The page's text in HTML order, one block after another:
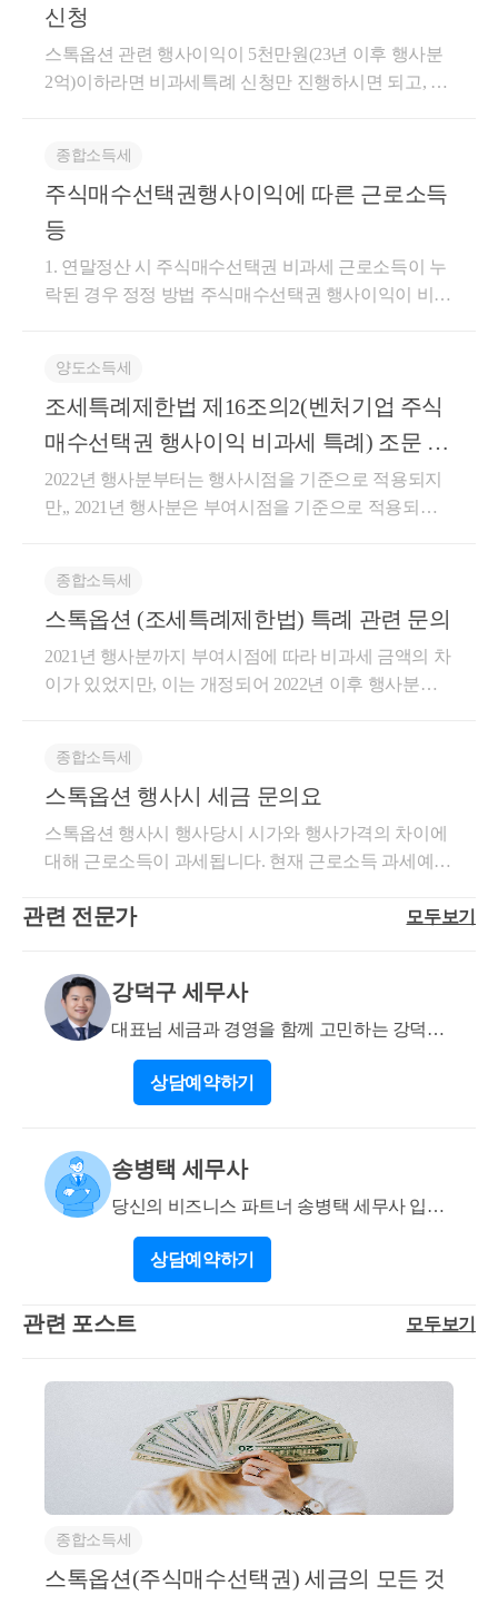
신청
스톡옵션 관련 행사이익이 5천만원(23년 이후 행사분
2억)이하라면 비과세특례 신청만 진행하시면 되고, 납
이 가능해도, 납부특례와 과세특례는 같이 적용(신청)
할 수가 없습니다. 요건 잘 확인하시고, 회사측과 잘 상
의하시면 될 듯 합니다. 비상장주식이라면 양도소득세
닌 소액주주인 경우 양도소득세 문제는 없습니다.
종합소득세
주식매수선택권행사이익에 따른 근로소득
등
1. 연말정산 시 주식매수선택권 비과세 근로소득이 누
락된 경우 정정 방법 주식매수선택권 행사이익이 비과
우, 근로자가 종합소득세를 따로 수정 신고할 필요는
없습니다. 회사(원천징수의무자)가 연말정산 시 누락
된 비과세 근로소득 금액을 포함해 원천징수영수증을
세 소득은 과세표준이나 세액에 영향을 주지 않기 때
문에, 세액 변동도 없습니다. 2. 비과세 근로소득은 사
과세 근로소득은 사회보험료 산정 시 보수총액에서 제
및 각 기관의 시행지침에 따른 것으로, 벤처기업 특례
에 따라 비과세된 행사이익은 명백히 제외 대상입니
다. 이미 해당 금액을 포함하지 않고 보수총액 신고를
영 중입니다. 블로그 주소는 https://blog.naver.com/cchh1
9이고, 참고해 보시면 좋을 것 같습니다. 자세한 내용
은 hwchoi1990@gmail.com 또는 010-7667-8698 최지호
세무사로 연락 주시면 답변드리겠습니다. 감사합니다.
양도소득세
조세특례제한법 제16조의2(벤처기업 주식
매수선택권 행사이익 비과세 특례) 조문 신
설(2017.12.19) 이전 부여분의 미적용 여부
2022년 행사분부터는 행사시점을 기준으로 적용되지
만,, 2021년 행사분은 부여시점을 기준으로 적용되어 2
팅입니다. 참고하세요. https://blog.naver.com/u-antax/222
972876564
종합소득세
스톡옵션 (조세특례제한법) 특례 관련 문의
2021년 행사분까지 부여시점에 따라 비과세 금액의 차
이가 있었지만, 이는 개정되어 2022년 이후 행사분부
되는 경우에도 회사와 세무서에 신청절차만 제대로 이
뤄진다면 비과세특례도 함께 적용되는것 입니다. 연락
주시면 자세한 상담 도와드리겠습니다.
종합소득세
스톡옵션 행사시 세금 문의요
스톡옵션 행사시 행사당시 시가와 행사가격의 차이에
대해 근로소득이 과세됩니다. 현재 근로소득 과세예상
례 5천만원 적용시 나머지 55,000,000원에 대해 과세될
세액공제에 따라 세금계산내역이 달라지므로 현재 정
보만으로는 정확한 세금예상액을 계산할 수 없고, 스
톡옵션으로 증가되는 세금예상액은 위 55,000,000원에
대해 일부 24%, 일부 35%의 세율이 적용(지방소득세
별도)될것으로 보여집니다.
관련 전문가 모두보기
강덕구 세무사
대표님 세금과 경영을 함께 고민하는 강덕구
세무사입니다
상담예약하기
송병택 세무사
당신의 비즈니스 파트너 송병택 세무사 입니
상담예약하기
관련 포스트 모두보기
종합소득세
스톡옵션(주식매수선택권) 세금의 모든 것